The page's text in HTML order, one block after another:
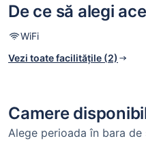
De ce să alegi
WiFi
Vezi toate facilitățile (2)
Camere
Alege perioada în bara